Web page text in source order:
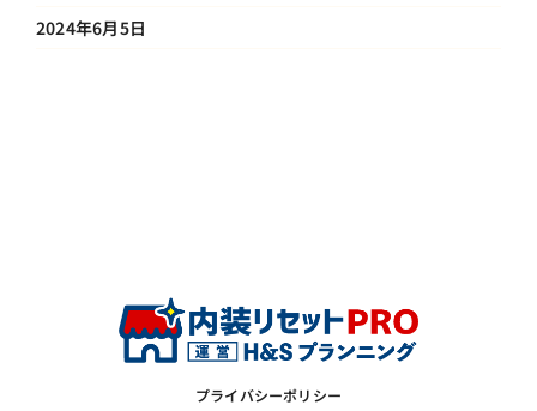
2024年6月5日
プライバシーポリシー